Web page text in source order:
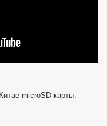
microSD карты.